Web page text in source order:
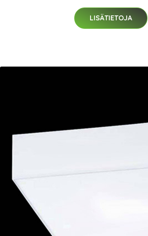
LISÄTIETOJA